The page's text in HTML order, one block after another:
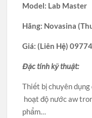
Model: Lab Master
Hãng: Novasina
Giá: (Liên Hệ)
Đặc tính kỹ thuật:
Thiết bị chuyên
hoạt độ nước aw
phẩm…